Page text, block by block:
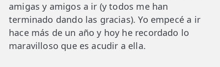
amigas y amigos a ir (y todos me han
terminado dando las gracias). Yo empecé a ir
hace más de un año y hoy he recordado lo
maravilloso que es acudir a ella.